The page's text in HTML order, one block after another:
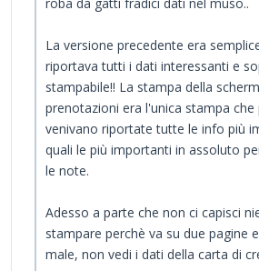
La versione precedente era
riportava tutti i dati interessanti e
stampabile!! La stampa della
prenotazioni era l'unica stampa
venivano riportate tutte le info più
quali le più importanti in assoluto
le note.
Adesso a parte che non ci capisci
stampare perchè va su due pagine
male, non vedi i dati della carta di